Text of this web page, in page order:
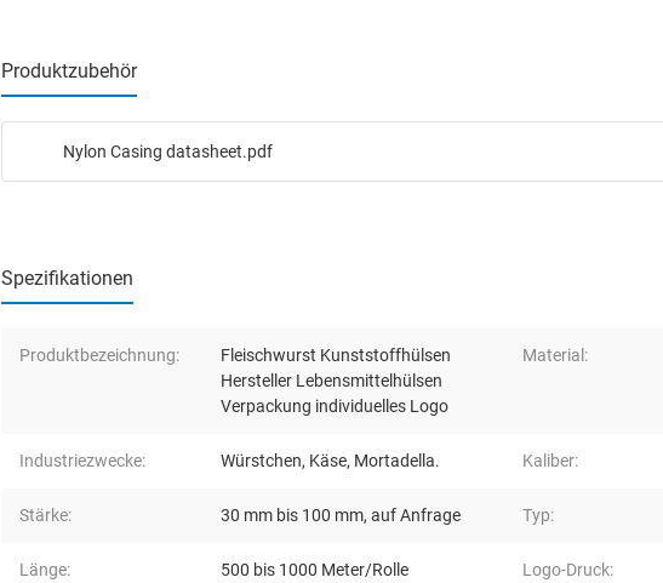
Produktzubehör
Nylon Casing datasheet.pdf
Spezifikationen
Produktbezeichnung:
Fleischwurst Kunststoffhülsen
Hersteller Lebensmittelhülsen
Verpackung individuelles Logo
Material:
Industriezwecke: Würstchen, Käse, Mortadella. Kaliber:
Stärke: 30 mm bis 100 mm, auf Anfrage Typ:
Länge: 500 bis 1000 Meter/Rolle Logo-Druck: